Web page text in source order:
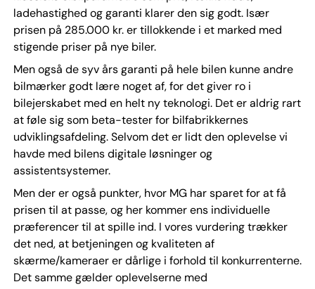
ladehastighed og garanti klarer den sig godt. Især
prisen på 285.000 kr. er tillokkende i et marked med
stigende priser på nye biler.
Men også de syv års garanti på hele bilen kunne andre
bilmærker godt lære noget af, for det giver ro i
bilejerskabet med en helt ny teknologi. Det er aldrig rart
at føle sig som beta-tester for bilfabrikkernes
udviklingsafdeling. Selvom det er lidt den oplevelse vi
havde med bilens digitale løsninger og
assistentsystemer.
Men der er også punkter, hvor MG har sparet for at få
prisen til at passe, og her kommer ens individuelle
præferencer til at spille ind. I vores vurdering trækker
det ned, at betjeningen og kvaliteten af
skærme/kameraer er dårlige i forhold til konkurrenterne.
Det samme gælder oplevelserne med